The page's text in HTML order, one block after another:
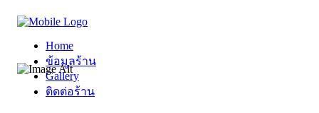
Home
ข้อมูลร้าน
Gallery
ติดต่อร้าน